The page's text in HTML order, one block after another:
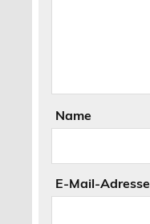
Name
E-Mail-Adresse